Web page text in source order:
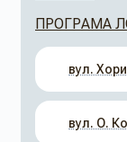
ПРОГРАМА
вул.
вул. О.